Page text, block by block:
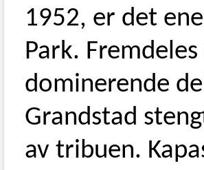
1952, er det
Park.
dominerende
Grandstad
av tribuen.